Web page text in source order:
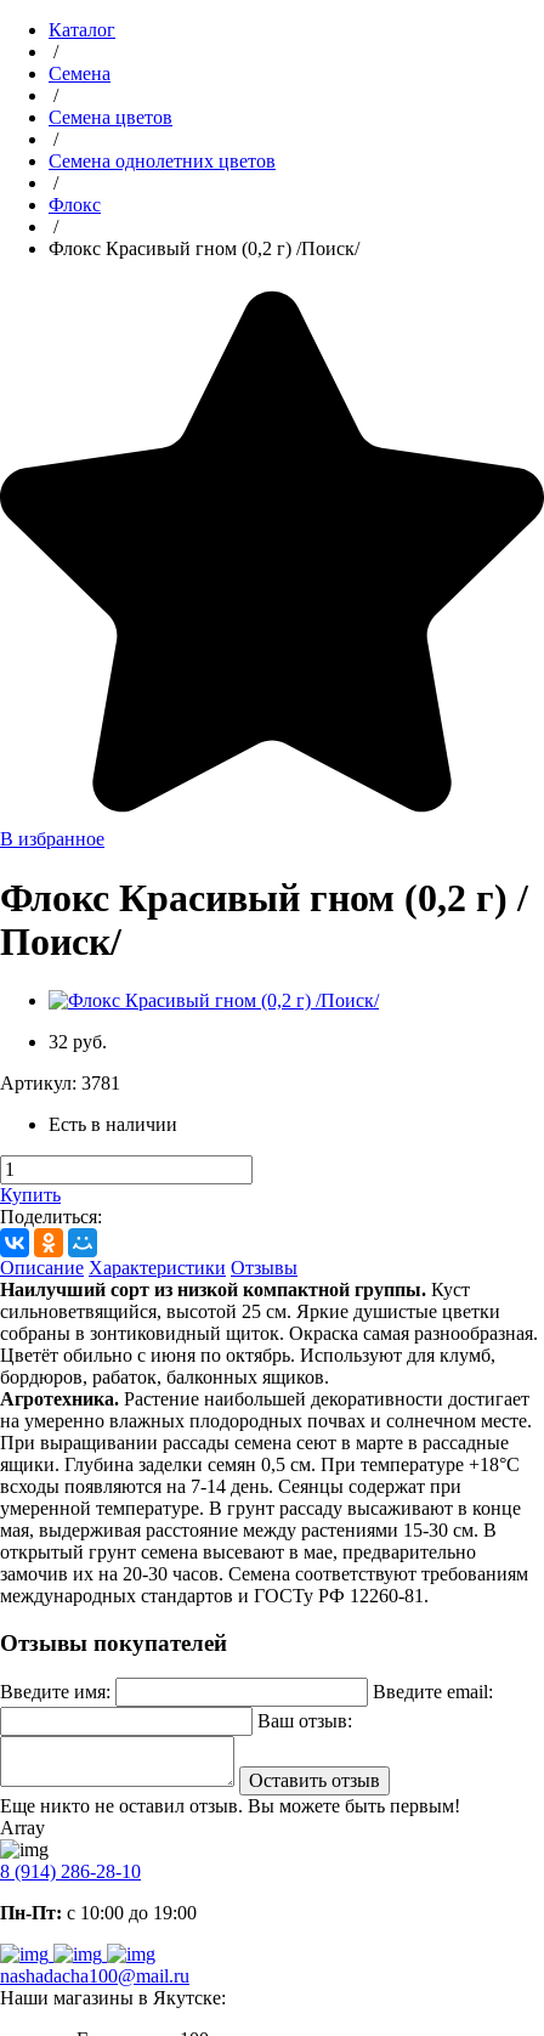
Каталог
/
Семена
/
Семена цветов
/
Семена однолетних цветов
/
Флокс
/
Флокс Красивый гном (0,2 г) /Поиск/
В избранное
Флокс Красивый гном (0,2 г) /
Поиск/
32 руб.
Артикул: 3781
Есть в наличии
Купить
Поделиться:
Описание Характеристики Отзывы
Наилучший сорт из низкой компактной группы. Куст
сильноветвящийся, высотой 25 см. Яркие душистые цветки
собраны в зонтиковидный щиток. Окраска самая разнообразная.
Цветёт обильно с июня по октябрь. Используют для клумб,
бордюров, рабаток, балконных ящиков.
Агротехника. Растение наибольшей декоративности достигает
на умеренно влажных плодородных почвах и солнечном месте.
При выращивании рассады семена сеют в марте в рассадные
ящики. Глубина заделки семян 0,5 см. При температуре +18°C
всходы появляются на 7-14 день. Сеянцы содержат при
умеренной температуре. В грунт рассаду высаживают в конце
мая, выдерживая расстояние между растениями 15-30 см. В
открытый грунт семена высевают в мае, предварительно
замочив их на 20-30 часов. Семена соответствуют требованиям
международных стандартов и ГОСТу РФ 12260-81.
Отзывы покупателей
Введите имя:
Введите email:
Ваш отзыв:
Оставить отзыв
Еще никто не оставил отзыв. Вы можете быть первым!
Array
8 (914) 286-28-10
Пн-Пт: с 10:00 до 19:00
nashadacha100@mail.ru
Наши магазины в Якутске: